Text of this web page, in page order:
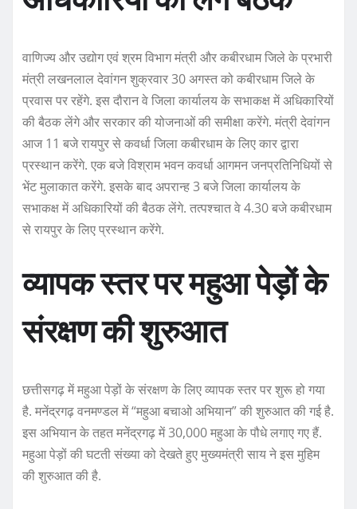
वाणिज्य और उद्योग एवं श्रम विभाग मंत्री और कबीरधाम जिले के प्रभारी
मंत्री लखनलाल देवांगन शुक्रवार 30 अगस्त को कबीरधाम जिले के
प्रवास पर रहेंगे. इस दौरान वे जिला कार्यालय के सभाकक्ष में अधिकारियों
की बैठक लेंगे और सरकार की योजनाओं की समीक्षा करेंगे. मंत्री देवांगन
आज 11 बजे रायपुर से कवर्धा जिला कबीरधाम के लिए कार द्वारा
प्रस्थान करेंगे. एक बजे विश्राम भवन कवर्धा आगमन जनप्रतिनिधियों से
भेंट मुलाकात करेंगे. इसके बाद अपरान्ह 3 बजे जिला कार्यालय के
सभाकक्ष में अधिकारियों की बैठक लेंगे. तत्पश्चात वे 4.30 बजे कबीरधाम
से रायपुर के लिए प्रस्थान करेंगे.
व्यापक स्तर पर महुआ पेड़ों के
संरक्षण की शुरुआत
छत्तीसगढ़ में महुआ पेड़ों के संरक्षण के लिए व्यापक स्तर पर शुरू हो गया
है. मनेंद्रगढ़ वनमण्डल में “महुआ बचाओ अभियान” की शुरुआत की गई है.
इस अभियान के तहत मनेंद्रगढ़ में 30,000 महुआ के पौधे लगाए गए हैं.
महुआ पेड़ों की घटती संख्या को देखते हुए मुख्यमंत्री साय ने इस मुहिम
की शुरुआत की है.